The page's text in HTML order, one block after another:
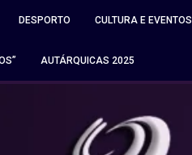
DESPORTO CULTURA E EVENTOS
AUTÁRQUICAS 2025